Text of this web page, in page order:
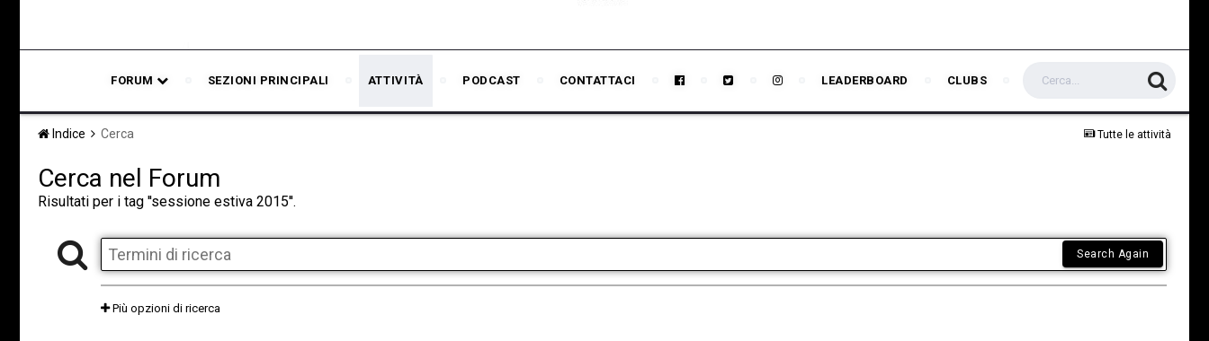
FORUM SEZIONI PRINCIPALI ATTIVITÀ PODCAST CONTATTACI LEADERBOARD CLUBS
Tutte le attività
Indice Cerca
Cerca nel Forum
Risultati per i tag ''sessione estiva 2015''.
Search Again
Più opzioni di ricerca